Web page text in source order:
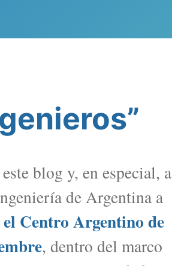
blog y, en especial, a
de Argentina a
Centro Argentino de
, dentro del marco